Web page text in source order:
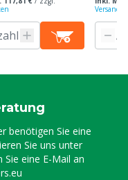
benötigen Sie eine
Sie uns unter
Sie eine E-Mail an